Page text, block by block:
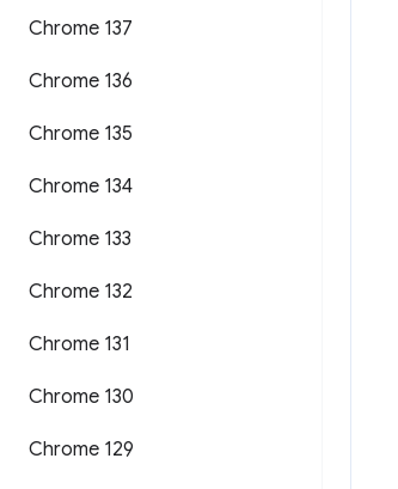
Chrome 137
Chrome 136
Chrome 135
Chrome 134
Chrome 133
Chrome 132
Chrome 131
Chrome 130
Chrome 129